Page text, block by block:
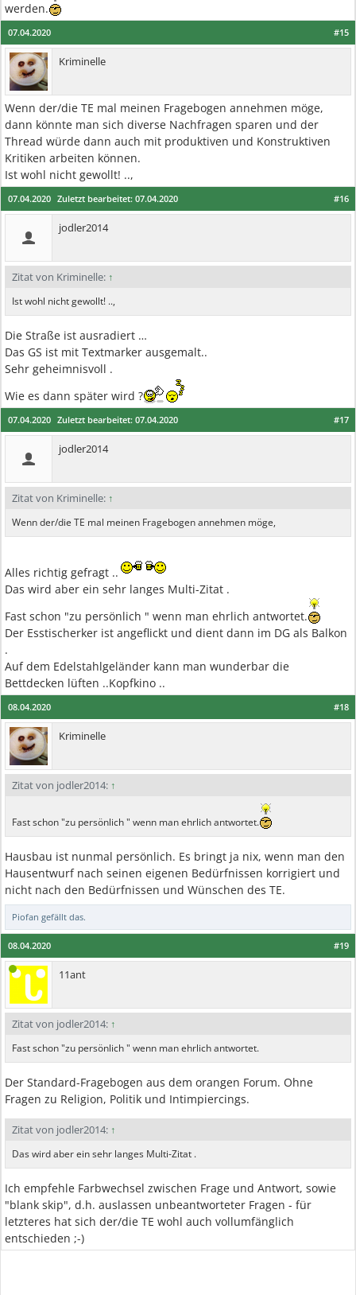
werden.
#15
07.04.2020
Kriminelle
Wenn der/die TE mal meinen Fragebogen annehmen möge,
dann könnte man sich diverse Nachfragen sparen und der
Thread würde dann auch mit produktiven und Konstruktiven
Kritiken arbeiten können.
Ist wohl nicht gewollt! ..,
#16
07.04.2020 Zuletzt bearbeitet: 07.04.2020
jodler2014
Zitat von Kriminelle: ↑
Ist wohl nicht gewollt! ..,
Die Straße ist ausradiert …
Das GS ist mit Textmarker ausgemalt..
Sehr geheimnisvoll .
Wie es dann später wird ?
#17
07.04.2020 Zuletzt bearbeitet: 07.04.2020
jodler2014
Zitat von Kriminelle: ↑
Wenn der/die TE mal meinen Fragebogen annehmen möge,
Alles richtig gefragt ..
Das wird aber ein sehr langes Multi-Zitat .
Fast schon "zu persönlich " wenn man ehrlich antwortet.
Der Esstischerker ist angeflickt und dient dann im DG als Balkon
.
Auf dem Edelstahlgeländer kann man wunderbar die
Bettdecken lüften ..Kopfkino ..
#18
08.04.2020
Kriminelle
Zitat von jodler2014: ↑
Fast schon "zu persönlich " wenn man ehrlich antwortet.
Hausbau ist nunmal persönlich. Es bringt ja nix, wenn man den
Hausentwurf nach seinen eigenen Bedürfnissen korrigiert und
nicht nach den Bedürfnissen und Wünschen des TE.
Piofan gefällt das.
#19
08.04.2020
11ant
Zitat von jodler2014: ↑
Fast schon "zu persönlich " wenn man ehrlich antwortet.
Der Standard-Fragebogen aus dem orangen Forum. Ohne
Fragen zu Religion, Politik und Intimpiercings.
Zitat von jodler2014: ↑
Das wird aber ein sehr langes Multi-Zitat .
Ich empfehle Farbwechsel zwischen Frage und Antwort, sowie
"blank skip", d.h. auslassen unbeantworteter Fragen - für
letzteres hat sich der/die TE wohl auch vollumfänglich
entschieden ;-)